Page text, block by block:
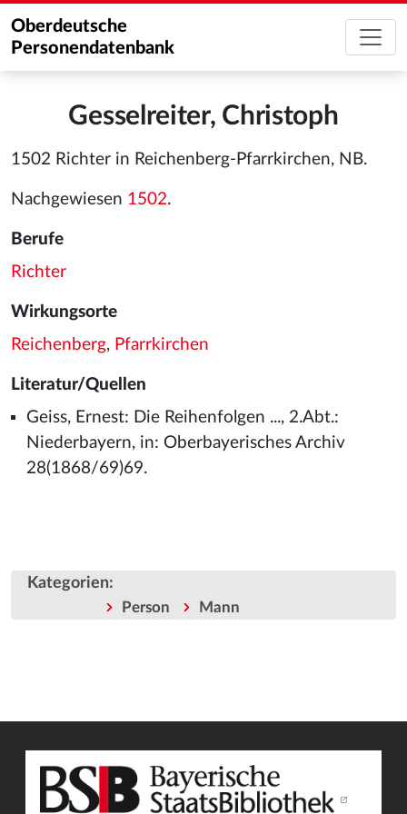
Oberdeutsche
Personendatenbank
Gesselreiter, Christoph
1502 Richter in Reichenberg-Pfarrkirchen, NB.
Nachgewiesen 1502.
Berufe
Richter
Wirkungsorte
Reichenberg, Pfarrkirchen
Literatur/Quellen
Geiss, Ernest: Die Reihenfolgen ..., 2.Abt.:
Niederbayern, in: Oberbayerisches Archiv
28(1868/69)69.
Kategorien:
Person Mann